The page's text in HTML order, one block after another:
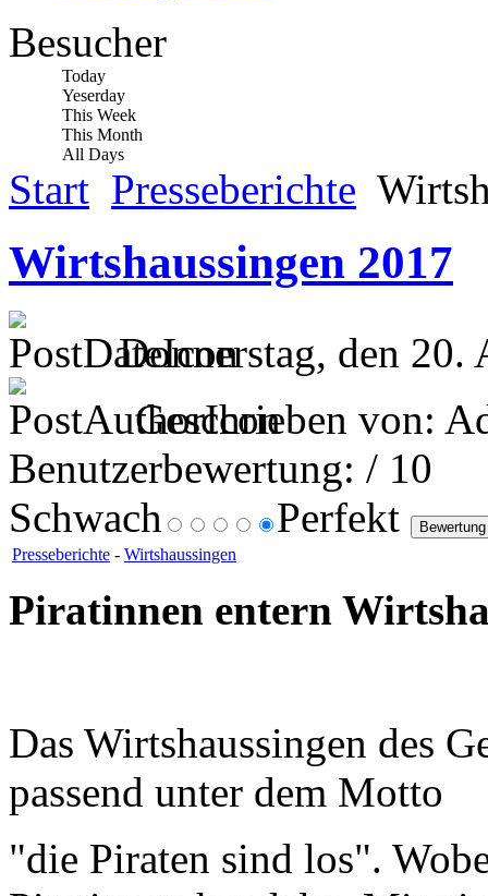
Besucher
Today
Yeserday
This Week
This Month
All Days
Start Presseberichte
Wirtshaussingen 2017
Donnerstag, den
Geschrieben von:
Benutzerbewertung: / 10
Schwach
Perfekt
Presseberichte - Wirtshaussingen
Piratinnen entern
Das Wirtshaussingen des
passend unter dem Motto
"die Piraten sind los".